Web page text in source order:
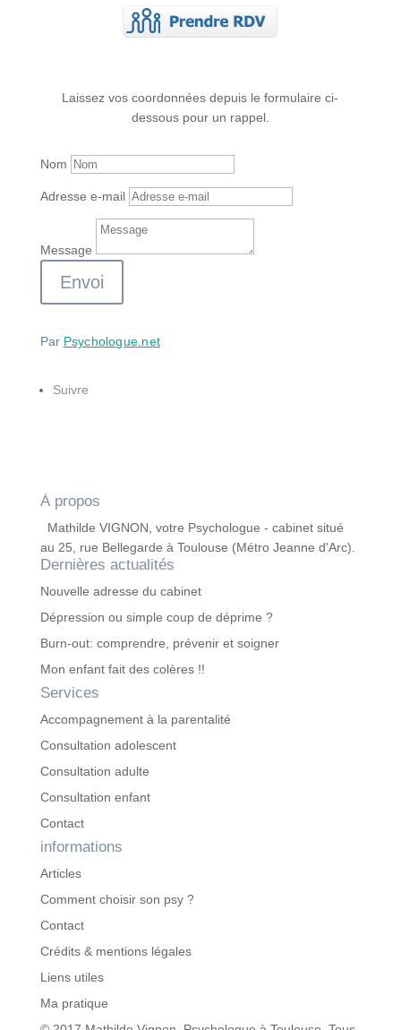
Laissez vos coordonnées depuis le formulaire ci-
dessous pour un rappel.
Nom
Adresse e-mail
Message
Envoi
Par Psychologue.net
Suivre
À propos
Mathilde VIGNON, votre Psychologue - cabinet situé
au 25, rue Bellegarde à Toulouse (Métro Jeanne d'Arc).
Dernières actualités
Nouvelle adresse du cabinet
Dépression ou simple coup de déprime ?
Burn-out: comprendre, prévenir et soigner
Mon enfant fait des colères !!
Services
Accompagnement à la parentalité
Consultation adolescent
Consultation adulte
Consultation enfant
Contact
informations
Articles
Comment choisir son psy ?
Contact
Crédits & mentions légales
Liens utiles
Ma pratique